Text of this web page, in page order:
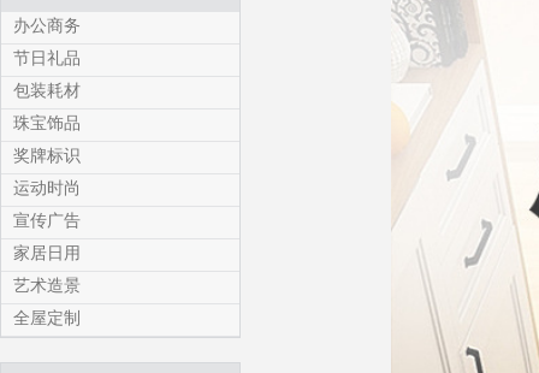
办公商务
节日礼品
包装耗材
珠宝饰品
奖牌标识
运动时尚
宣传广告
家居日用
艺术造景
全屋定制